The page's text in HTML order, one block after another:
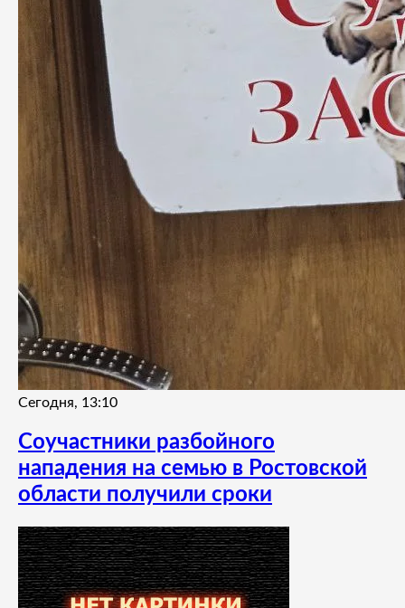
Сегодня, 13:10
Соучастники разбойного
нападения на семью в Ростовской
области получили сроки